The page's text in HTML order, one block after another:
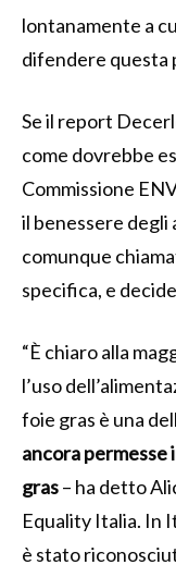
lontanamente a
difendere questa
Se il report
come dovrebbe
Commissione
il benessere degli
comunque
specifica, e
“È chiaro alla
l’uso
foie gras è una
ancora permesse
gras– ha detto
Equality Italia. In
è stato